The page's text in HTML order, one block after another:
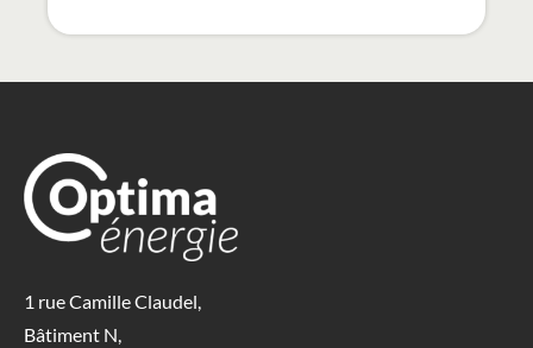
1 rue Camille Claudel,
Bâtiment N,